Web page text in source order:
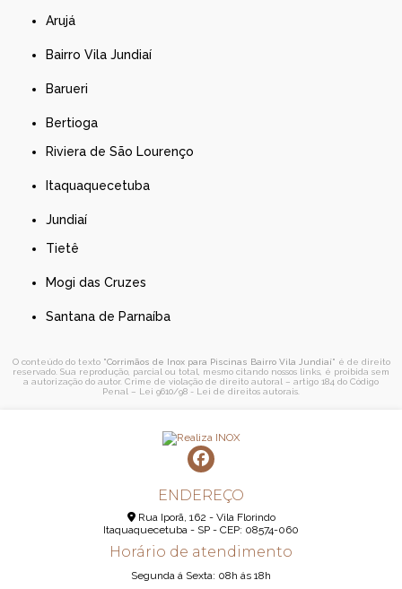
Arujá
Bairro Vila Jundiaí
Barueri
Bertioga
Riviera de São Lourenço
Itaquaquecetuba
Jundiaí
Tietê
Mogi das Cruzes
Santana de Parnaíba
O conteúdo do texto "Corrimãos de Inox para Piscinas Bairro Vila Jundiaí" é de direito
reservado. Sua reprodução, parcial ou total, mesmo citando nossos links, é proibida sem
a autorização do autor. Crime de violação de direito autoral – artigo 184 do Código
Penal – Lei 9610/98 - Lei de direitos autorais
ENDEREÇO
Rua Iporã, 162 - Vila Florindo
Itaquaquecetuba - SP - CEP: 08574-060
Horário de atendimento
Segunda á Sexta: 08h ás 18h